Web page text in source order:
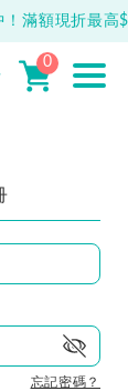
！滿額現折最高
元抵用券
0
忘記密碼？